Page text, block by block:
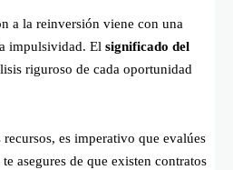
a la reinversión viene con una
impulsividad. El significado del
riguroso de cada oportunidad
es imperativo que evalúes
asegures de que existen contratos